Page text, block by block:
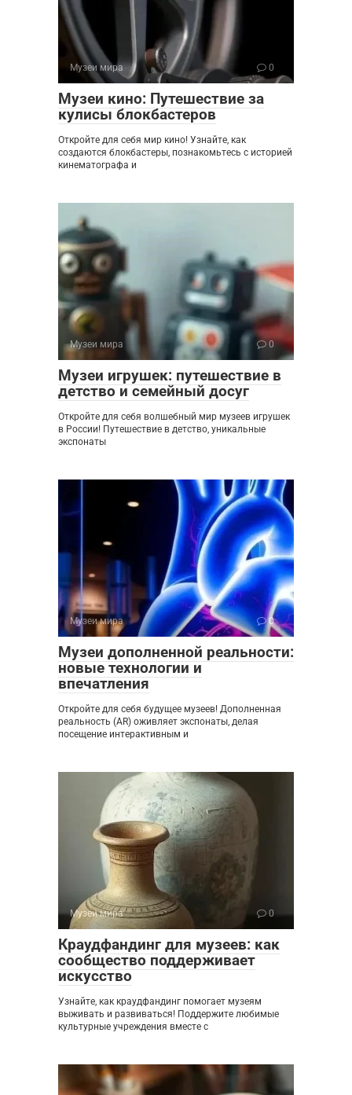
Музеи мира 0
Музеи кино: Путешествие за
кулисы блокбастеров
Откройте для себя мир кино! Узнайте, как
создаются блокбастеры, познакомьтесь с историей
кинематографа и
Музеи мира 0
Музеи игрушек: путешествие в
детство и семейный досуг
Откройте для себя волшебный мир музеев игрушек
в России! Путешествие в детство, уникальные
экспонаты
Музеи мира 0
Музеи дополненной реальности:
новые технологии и
впечатления
Откройте для себя будущее музеев! Дополненная
реальность (AR) оживляет экспонаты, делая
посещение интерактивным и
Музеи мира 0
Краудфандинг для музеев: как
сообщество поддерживает
искусство
Узнайте, как краудфандинг помогает музеям
выживать и развиваться! Поддержите любимые
культурные учреждения вместе с